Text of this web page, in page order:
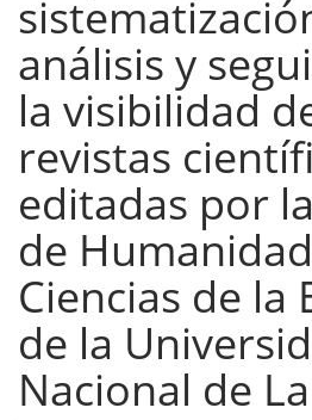
análisis y
la visibilidad
revistas
editadas por
de
Ciencias de la
de la
Nacional de